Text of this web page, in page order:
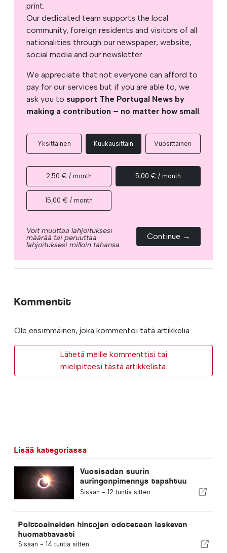
print.
Our dedicated team supports the local
community, foreign residents and visitors of all
nationalities through our newspaper, website,
social media and our newsletter.
We appreciate that not everyone can afford to
pay for our services but if you are able to, we
ask you to support The Portugal News by
making a contribution – no matter how small.
Yksittäinen Kuukausittain Vuosittainen
2,50 € / month 5,00 € / month
15,00 € / month
Voit muuttaa lahjoituksesi
määrää tai peruuttaa
lahjoituksesi milloin tahansa.
Continue →
Kommentit
Ole ensimmäinen, joka kommentoi tätä artikkelia
Lähetä meille kommenttisi tai
mielipiteesi tästä artikkelista.
Lisää kategoriassa
Vuosisadan suurin
auringonpimennys tapahtuu
Portugalissa
Sisään - 12 tuntia sitten
Polttoaineiden hintojen odotetaan laskevan
huomattavasti
Sisään - 14 tuntia sitten